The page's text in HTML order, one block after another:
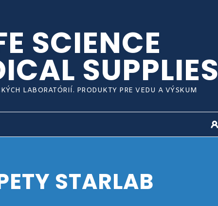
SCIENCE
SUPPLIES
LABORATÓRIÍ. PRODUKTY PRE VEDU A VÝSKUM
STARLAB